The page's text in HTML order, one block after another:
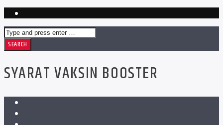
SYARAT VAKSIN BOOSTER